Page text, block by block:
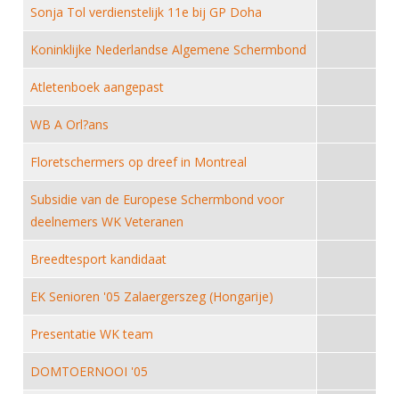
Website
Handleiding
Historie
Organisatie
Bestuur
Commissies
Leden van Verdiensten
Bondsbureau
Contact
Medewerkers
Formulieren
Ranglijsten
Inschrijven
Reglementen
Materiaal
Schermpaspoort
Rolstoelschermen
KNAS Keurmerk
NK's
JPT
JEC
FBT
SBT
Talentontwikkeling
Internationale Titeltoernooien
Internationale aanmeldingen
Brassardsysteem
Nieuws
Nationale opleidingen
Internationale opleidingen
Opleidingen
Leraar
Nieuws
Scheidsrechterslijst
Nieuws
NK organiseren
Sonja Tol verdienstelijk 11e bij GP Doha
Koninklijke Nederlandse Algemene Schermbond
Atletenboek aangepast
WB A Orl?ans
Floretschermers op dreef in Montreal
Subsidie van de Europese Schermbond voor
deelnemers WK Veteranen
Breedtesport kandidaat
EK Senioren '05 Zalaergerszeg (Hongarije)
Presentatie WK team
DOMTOERNOOI '05